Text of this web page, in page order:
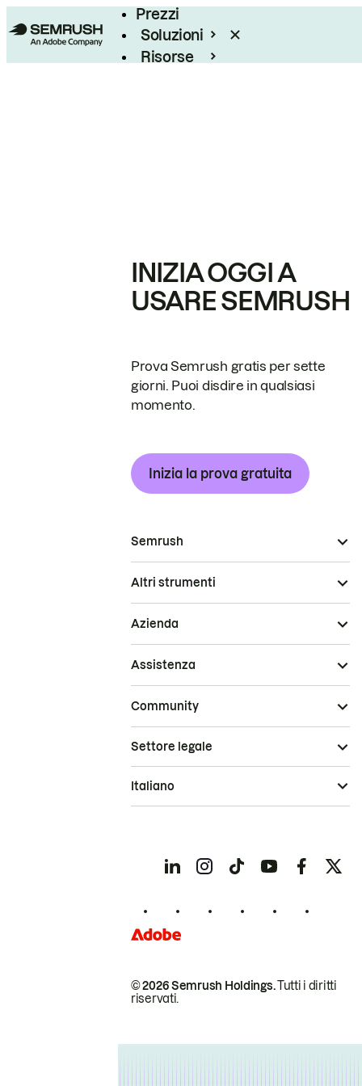
Prezzi
Soluzioni
Risorse
INIZIA OGGI A
USARE SEMRUSH
Prova Semrush gratis per sette
giorni. Puoi disdire in qualsiasi
momento.
Inizia la prova gratuita
Semrush
Altri strumenti
Azienda
Assistenza
Community
© 2026 Semrush Holdings.Tutti i diritti
riservati.
Settore legale
Italiano